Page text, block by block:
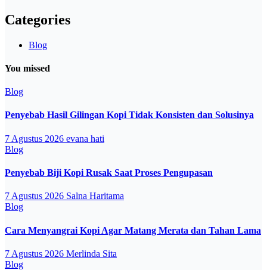
Categories
Blog
You missed
Blog
Penyebab Hasil Gilingan Kopi Tidak Konsisten dan Solusinya
7 Agustus 2026 evana hati
Blog
Penyebab Biji Kopi Rusak Saat Proses Pengupasan
7 Agustus 2026 Salna Haritama
Blog
Cara Menyangrai Kopi Agar Matang Merata dan Tahan Lama
7 Agustus 2026 Merlinda Sita
Blog